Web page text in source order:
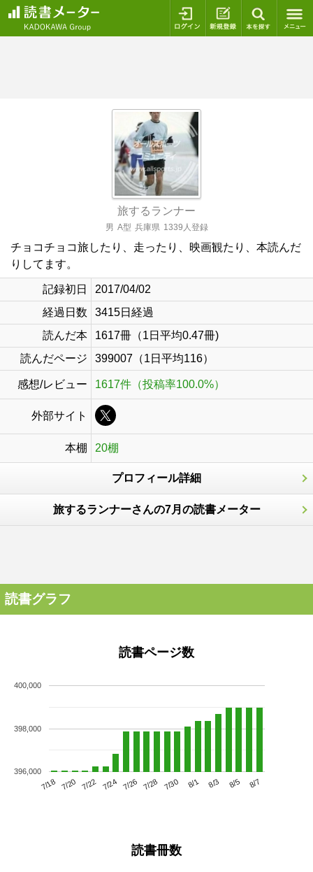
ログイン 新規登録
旅するランナー
男 A型 兵庫県 1339人登録
チョコチョコ旅したり、走ったり、映画観たり、本読んだ
りしてます。
記録初日
2017/04/02
経過日数
3415日経過
読んだ本
1617冊（1日平均0.47冊)
読んだページ
399007（1日平均116）
感想/レビュー 1617件（投稿率100.0%）
外部サイト
本棚 20棚
プロフィール詳細
旅するランナーさんの7月の読書メーター
読書グラフ
読書ページ数
7/18 7/20 7/22 7/24 7/26 7/28 7/30 8/1 8/3 8/5 8/7
396,000
398,000
400,000
読書冊数